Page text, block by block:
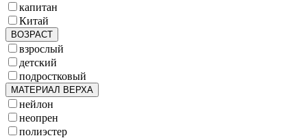
капитан
Китай
ВОЗРАСТ
взрослый
детский
подростковый
МАТЕРИАЛ ВЕРХА
нейлон
неопрен
полиэстер